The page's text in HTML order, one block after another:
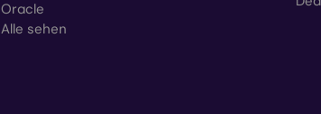
Oracle
Alle sehen